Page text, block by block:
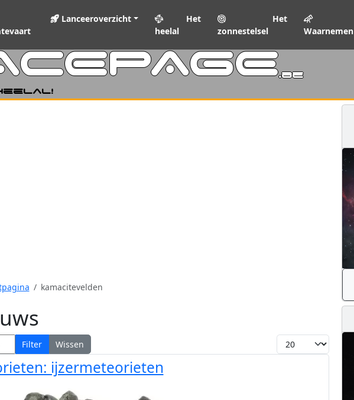
Lanceeroverzicht
Het
heelal
Het
zonnestelsel
Waarnemen
.be
kamacitevelden
Filter Wissen Toon #
ijzermeteorieten